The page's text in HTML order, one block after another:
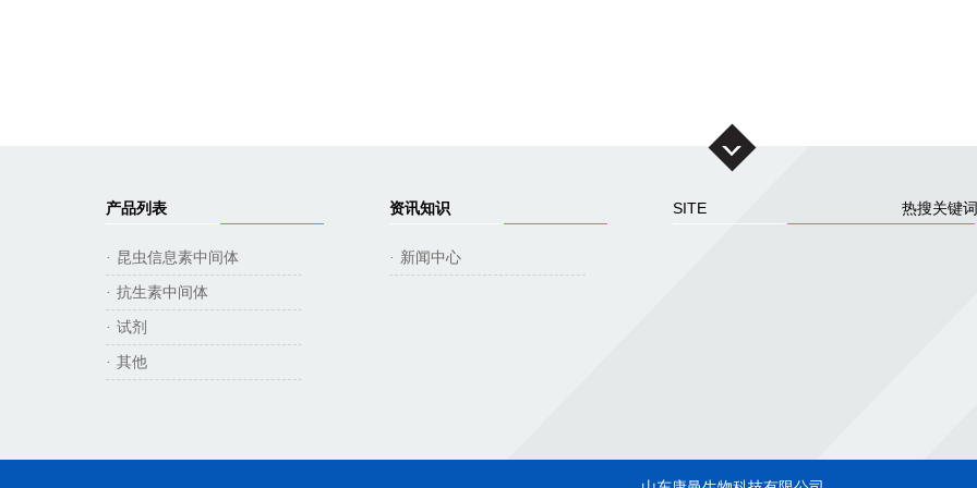
产品列表
· 昆虫信息素中间体
· 抗生素中间体
· 试剂
· 其他
资讯知识
· 新闻中心
热搜关键词
SITE